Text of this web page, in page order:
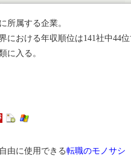
所属する企業。
における年収順位は141社中44
に入る。
由に使用できる転職のモノサシ